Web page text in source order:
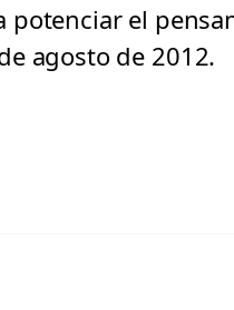
potenciar el
agosto de 2012.